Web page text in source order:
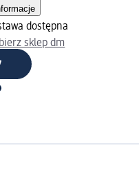
dostępna
sklep dm